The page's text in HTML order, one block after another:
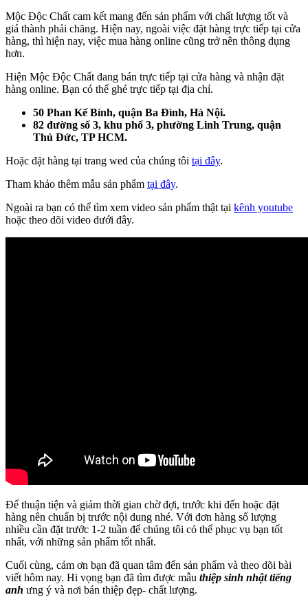
Mộc Độc Chất cam kết mang đến sản phẩm với chất lượng tốt và
giá thành phải chăng. Hiện nay, ngoài việc đặt hàng trực tiếp tại cửa
hàng, thì hiện nay, việc mua hàng online cũng trở nên thông dụng
hơn.
Hiện Mộc Độc Chất đang bán trực tiếp tại cửa hàng và nhận đặt
hàng online. Bạn có thể ghé trực tiếp tại địa chỉ.
50 Phan Kế Bính, quận Ba Đình, Hà Nội.
82 đường số 3, khu phố 3, phường Linh Trung, quận
Thủ Đức, TP HCM.
Hoặc đặt hàng tại trang wed của chúng tôi tại đây.
Tham khảo thêm mẫu sản phẩm tại đây.
Ngoài ra bạn có thể tìm xem video sản phẩm thật tại kênh youtube
hoặc theo dõi video dưới đây.
Để thuận tiện và giảm thời gian chờ đợi, trước khi đến hoặc đặt
hàng nên chuẩn bị trước nội dung nhé. Với đơn hàng số lượng
nhiều cần đặt trước 1-2 tuần để chúng tôi có thể phục vụ bạn tốt
nhất, với những sản phẩm tốt nhất.
Cuối cùng, cảm ơn bạn đã quan tâm đến sản phẩm và theo dõi bài
viết hôm nay. Hi vọng bạn đã tìm được mẫu thiệp sinh nhật tiếng
anh ưng ý và nơi bán thiệp đẹp- chất lượng.